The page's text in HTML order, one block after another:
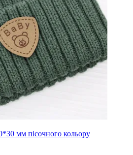
мм пісочного кольору